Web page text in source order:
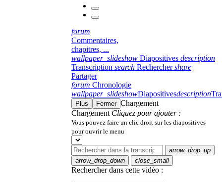
forum
Commentaires,
chapitres, ...
wallpaper_slideshow Diapositives description
Transcription search Rechercher share
Partager
forum Chronologie
wallpaper_slideshowDiapositivesdescription
Plus Fermer Chargement
Chargement Cliquez pour ajouter :
Vous pouvez faire un clic droit sur les diapositives
pour ouvrir le menu
arrow_drop_up
arrow_drop_down
close_small
Rechercher dans cette vidéo :